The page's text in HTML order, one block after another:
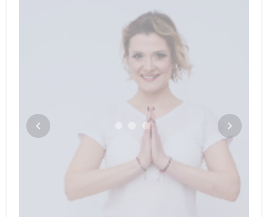
keyboard_arrow_right
keyboard_arrow_left